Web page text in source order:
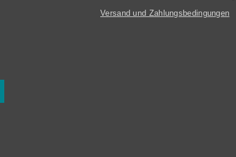
Versand und Zahlungsbedingungen